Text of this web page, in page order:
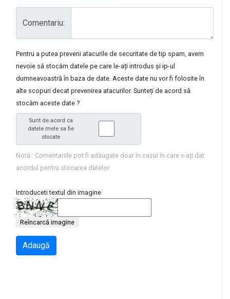
Comentariu:
Pentru a putea preveni atacurile de securitate de tip spam, avem
nevoie să stocăm datele pe care le-ați introdus și ip-ul
dumneavoastră în baza de date. Aceste date nu vor fi folosite în
alte scopuri decat prevenirea atacurilor. Sunteți de acord să
stocăm aceste date ?
Sunt de acord ca
datele mele sa fie
stocate
Notă : Comentariile pot fi adăugate doar în cazul în care v-ați dat
acordul pentru stocarea datelor
Introduceti textul din imagine
Reîncarcă imagine
Adaugă